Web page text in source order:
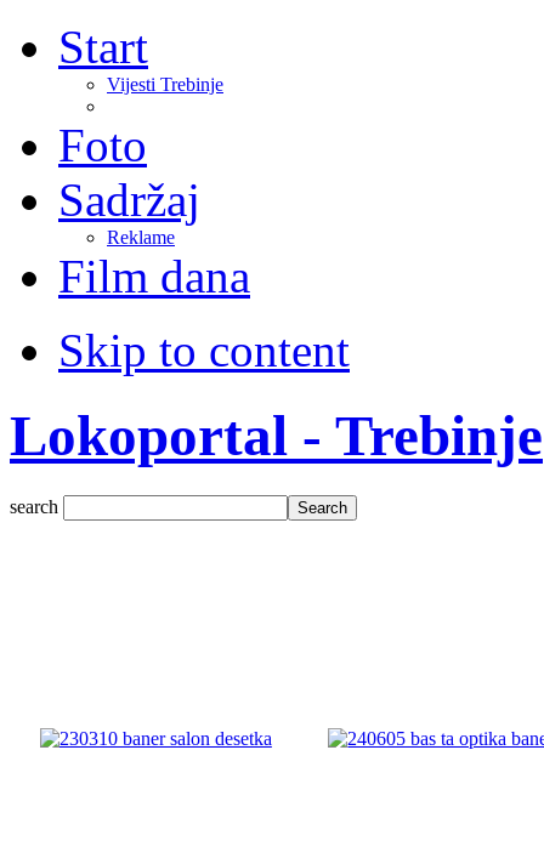
Start
Vijesti Trebinje
Foto
Sadržaj
Reklame
Film dana
Skip to content
Lokoportal - Trebinje
search